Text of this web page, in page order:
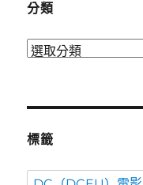
分類
分
標籤